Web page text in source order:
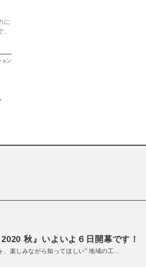
に
ョン
秋』いよいよ６日開幕です！
楽しみながら知ってほしい” 地域の工...